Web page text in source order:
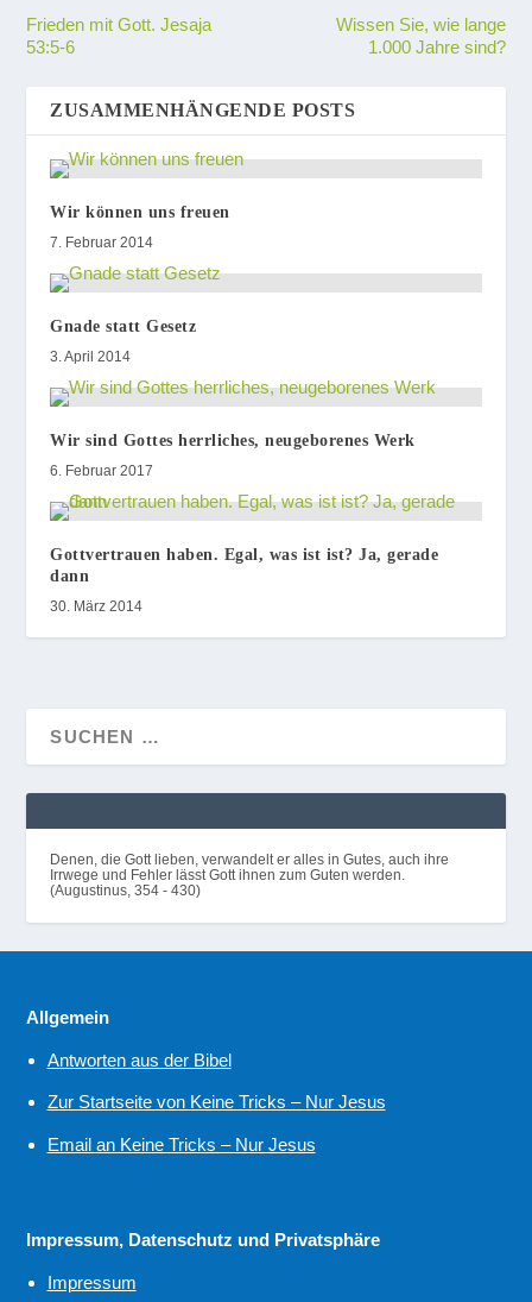
Frieden mit Gott. Jesaja
53:5-6
Wissen Sie, wie lange
1.000 Jahre sind?
ZUSAMMENHÄNGENDE POSTS
Wir können uns freuen
7. Februar 2014
Gnade statt Gesetz
3. April 2014
Wir sind Gottes herrliches, neugeborenes Werk
6. Februar 2017
Gottvertrauen haben. Egal, was ist ist? Ja, gerade
dann
30. März 2014
Denen, die Gott lieben, verwandelt er alles in Gutes, auch ihre
Irrwege und Fehler lässt Gott ihnen zum Guten werden.
(Augustinus, 354 - 430)
Allgemein
Antworten aus der Bibel
Zur Startseite von Keine Tricks – Nur Jesus
Email an Keine Tricks – Nur Jesus
Impressum, Datenschutz und Privatsphäre
Impressum